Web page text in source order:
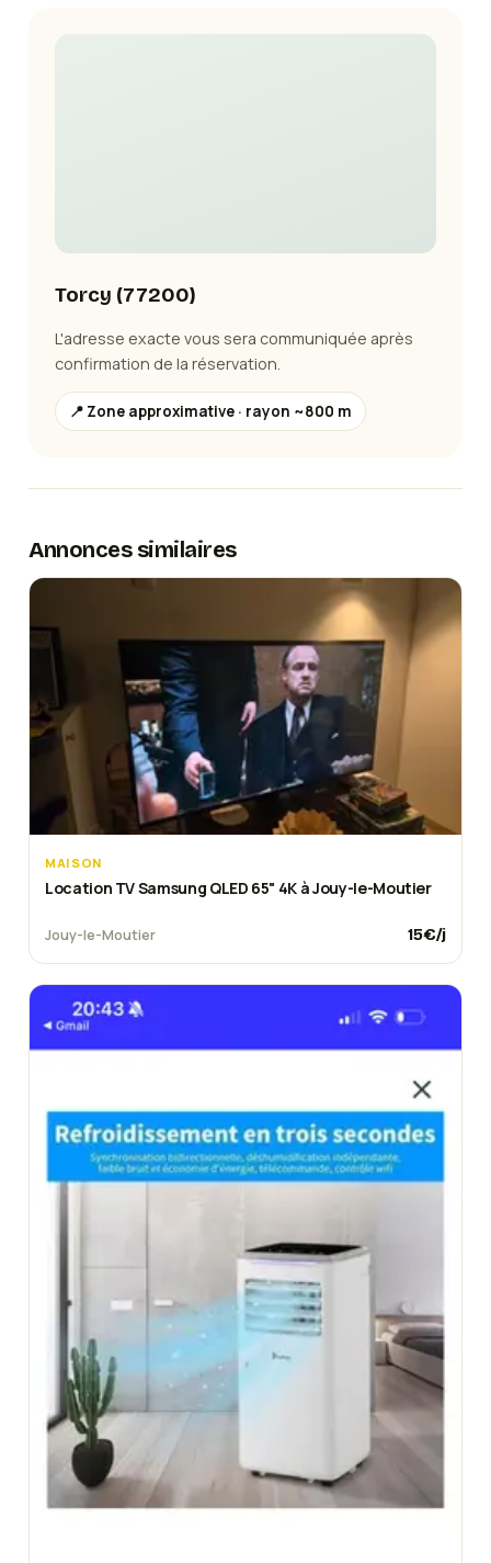
Torcy (77200)
L'adresse exacte vous sera communiquée après
confirmation de la réservation.
📍 Zone approximative · rayon ~800 m
Annonces similaires
MAISON
Location TV Samsung QLED 65" 4K à Jouy-le-Moutier
Jouy-le-Moutier 15€/j